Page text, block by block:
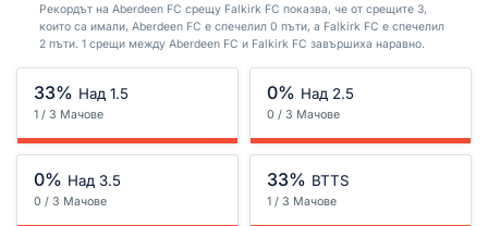
Рекордът на Aberdeen FC срещу Falkirk FC показва, че от срещите 3,
които са имали, Aberdeen FC е спечелил 0 пъти, а Falkirk FC е спечелил
2 пъти. 1 срещи между Aberdeen FC и Falkirk FC завършиха наравно.
33% Над 1.5
1 / 3 Мачове
0% Над 2.5
0 / 3 Мачове
0% Над 3.5
0 / 3 Мачове
33% BTTS
1 / 3 Мачове